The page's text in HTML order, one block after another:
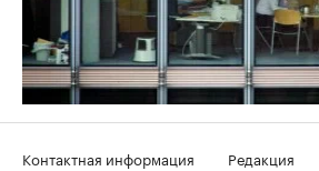
Контактная информация
Редакция